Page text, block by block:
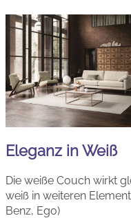
Eleganz in Weiß
Die weiße Couch wirkt
weiß in weiteren
Benz, Ego)